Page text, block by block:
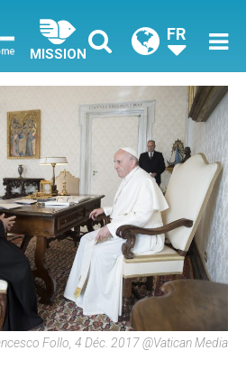
MISSION
FR
Follo, 4 Déc. 2017 @Vatican Media